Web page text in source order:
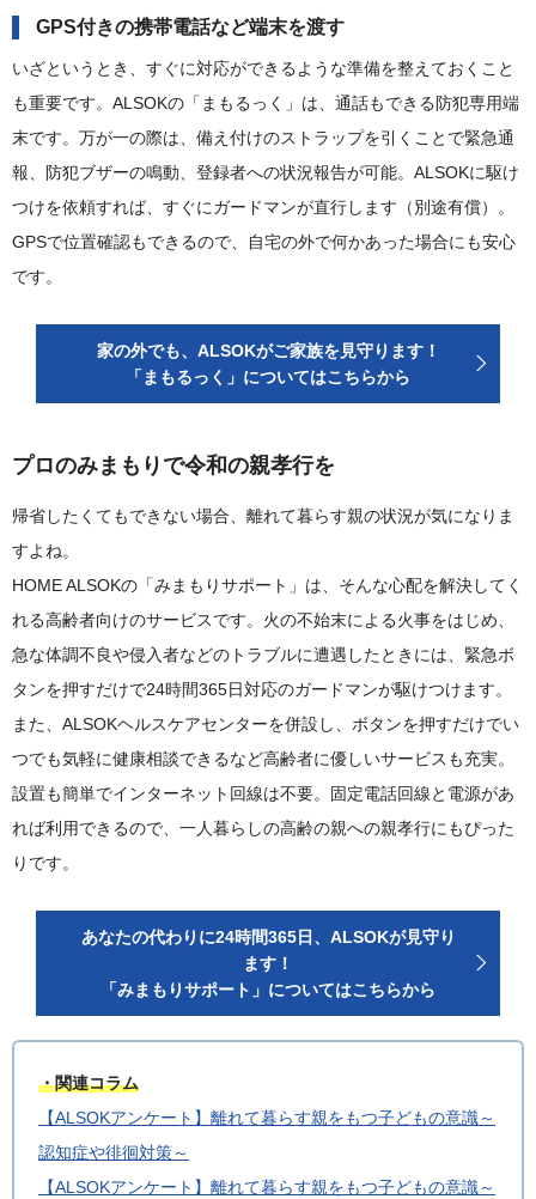
GPS付きの携帯電話など端末を渡す
いざというとき、すぐに対応ができるような準備を整えておくこと
も重要です。ALSOKの「まもるっく」は、通話もできる防犯専用端
末です。万が一の際は、備え付けのストラップを引くことで緊急通
報、防犯ブザーの鳴動、登録者への状況報告が可能。ALSOKに駆け
つけを依頼すれば、すぐにガードマンが直行します（別途有償）。
GPSで位置確認もできるので、自宅の外で何かあった場合にも安心
です。
家の外でも、ALSOKがご家族を見守ります！
「まもるっく」についてはこちらから
プロのみまもりで令和の親孝行を
帰省したくてもできない場合、離れて暮らす親の状況が気になりま
すよね。
HOME ALSOKの「みまもりサポート」は、そんな心配を解決してく
れる高齢者向けのサービスです。火の不始末による火事をはじめ、
急な体調不良や侵入者などのトラブルに遭遇したときには、緊急ボ
タンを押すだけで24時間365日対応のガードマンが駆けつけます。
また、ALSOKヘルスケアセンターを併設し、ボタンを押すだけでい
つでも気軽に健康相談できるなど高齢者に優しいサービスも充実。
設置も簡単でインターネット回線は不要。固定電話回線と電源があ
れば利用できるので、一人暮らしの高齢の親への親孝行にもぴった
りです。
あなたの代わりに24時間365日、ALSOKが見守り
ます！
「みまもりサポート」についてはこちらから
・関連コラム
【ALSOKアンケート】離れて暮らす親をもつ子どもの意識～
認知症や徘徊対策～
【ALSOKアンケート】離れて暮らす親をもつ子どもの意識～